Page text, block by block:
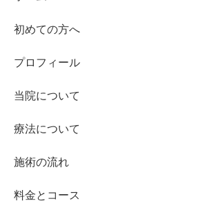
初めての方へ
プロフィール
当院について
療法について
施術の流れ
料金とコース